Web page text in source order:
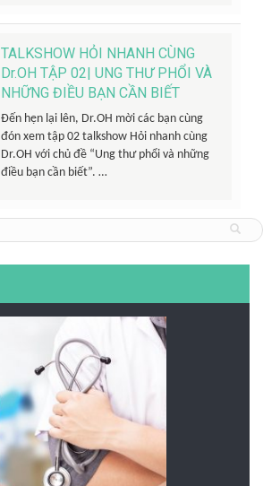
TALKSHOW HỎI NHANH CÙNG
Dr.OH TẬP 02| UNG THƯ PHỔI VÀ
NHỮNG ĐIỀU BẠN CẦN BIẾT
Đến hẹn lại lên, Dr.OH mời các bạn cùng
đón xem tập 02 talkshow Hỏi nhanh cùng
Dr.OH với chủ đề “Ung thư phổi và những
điều bạn cần biết”. …